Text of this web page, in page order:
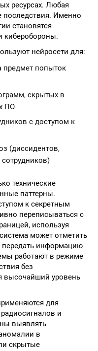
ресурсах. Любая
последствия. Именно
становятся
киберобороны.
нейросети для:
предмет попыток
скрытых в
ПО
с доступом к
(диссидентов,
технические
паттерны.
к секретным
переписываться с
используя
может отметить
передать информацию
работают в режиме
без
высочайший уровень
для
и
выявлять
в
скрытые